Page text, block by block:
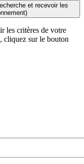
et recevoir les
les critères de votre
cliquez sur le bouton